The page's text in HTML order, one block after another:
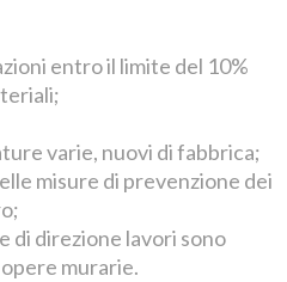
entro il limite del 10%
varie, nuovi di fabbrica;
misure di prevenzione dei
di direzione lavori sono
murarie.